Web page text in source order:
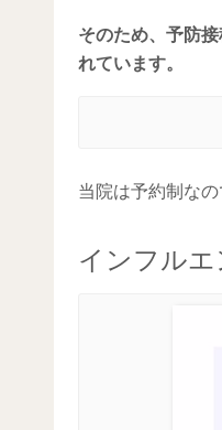
そのため、予防
れています。
当院は予約制な
インフルエ